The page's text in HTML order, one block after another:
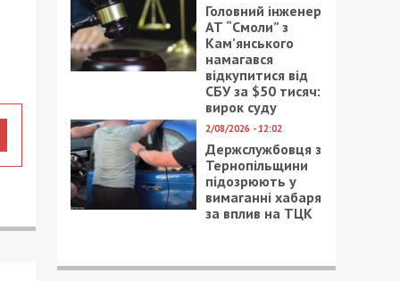
Головний інженер
АТ “Смоли” з
Кам’янського
намагався
відкупитися від
СБУ за $50 тисяч:
вирок суду
2/08/2026 - 12:02
Держслужбовця з
Тернопільщини
підозрюють у
вимаганні хабаря
за вплив на ТЦК